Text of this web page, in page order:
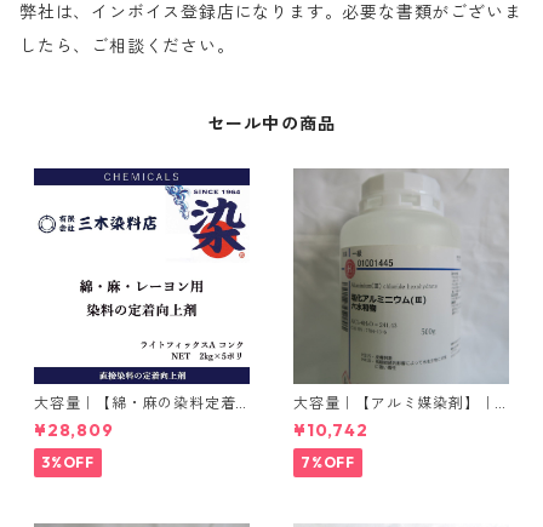
弊社は、インボイス登録店になります。必要な書類がございま
したら、ご相談ください。
セール中の商品
大容量｜【綿・麻の染料定着
向上剤】｜2kg×5本｜ライト
フィックスAコンク
¥28,809
3%OFF
大容量｜【アルミ媒染剤】｜5
00g−3本入り｜塩化アルミニ
ウム
¥10,742
7%OFF